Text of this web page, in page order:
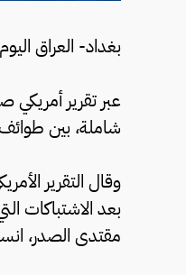
بغداد- العراق
عبر تقرير
شاملة، بين
وقال التقرير
مقتدى الصدر،